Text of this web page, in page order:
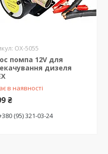
OX-5055
помпа 12V для
дизеля
в наявності
₴
(95) 321-03-24